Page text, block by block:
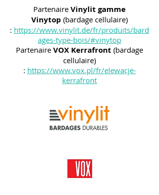
Partenaire Vinylit gamme
Vinytop (bardage cellulaire)
: https://www.vinylit.de/fr/produits/bard
ages-type-bois/#vinytop
Partenaire VOX Kerrafront (bardage
cellulaire)
: https://www.vox.pl/fr/elewacje-
kerrafront